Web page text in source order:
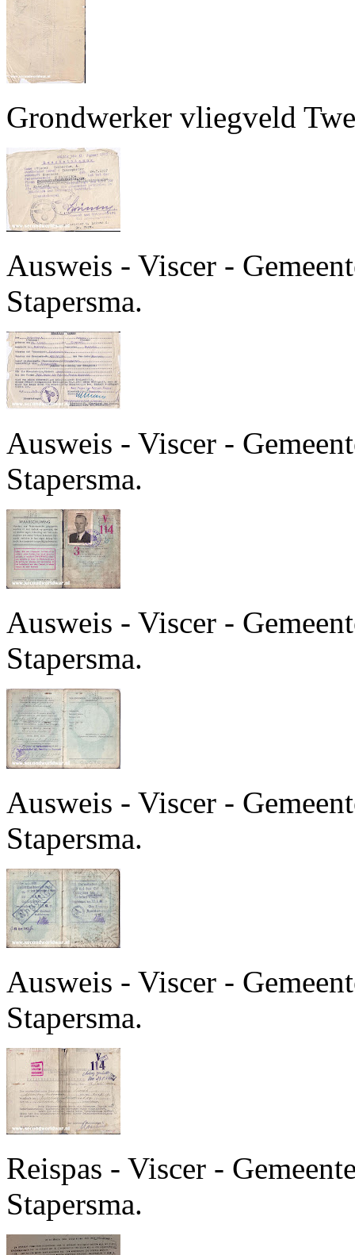
Grondwerker vliegveld
Ausweis - Viscer -
Stapersma.
Ausweis - Viscer -
Stapersma.
Ausweis - Viscer -
Stapersma.
Ausweis - Viscer -
Stapersma.
Ausweis - Viscer -
Stapersma.
Reispas - Viscer -
Stapersma.